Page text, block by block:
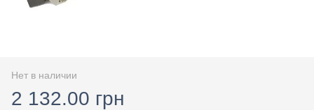
Нет в наличии
2 132.00 грн